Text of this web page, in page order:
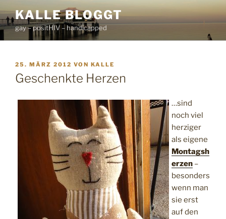
Inhalt
springen
KALLE BLOGGT
gay – positHIV – handicapped
VERÖFFENTLICHT
AM
25. MÄRZ 2012 VON KALLE
Geschenkte Herzen
…sind
noch viel
herziger
als eigene
Montagsh
erzen –
besonders
wenn man
sie erst
auf den